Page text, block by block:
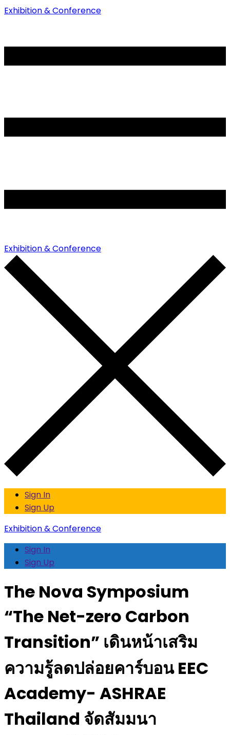
Exhibition & Conference
Exhibition & Conference
Sign In
Sign Up
Exhibition & Conference
Sign In
Sign Up
The Nova Symposium
“The Net-zero Carbon
Transition” เดินหน้าเสริม
ความรู้ลดปล่อยคาร์บอน EEC
Academy- ASHRAE
Thailand จัดสัมมนา